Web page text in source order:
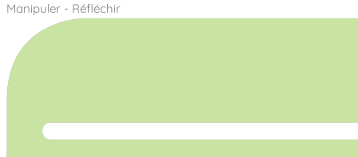
Manipuler - Réfléchir